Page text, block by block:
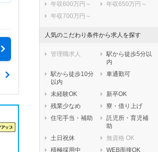
山武郡芝山町
山武郡横芝光町
長生郡一宮町
夷隅郡大多喜町
夷隅郡御宿町
年収600万円～
年収650万円～
年収700万円～
人気のこだわり条件から求人を探す
管理職求人
駅から徒歩5分以
内
駅から徒歩10分
以内
車通勤可
未経験OK
新卒OK
残業少なめ
寮・借り上げ
住宅手当・補助
託児所・育児補
助
土日祝休
無資格 OK
積極採用中
WEB面接OK